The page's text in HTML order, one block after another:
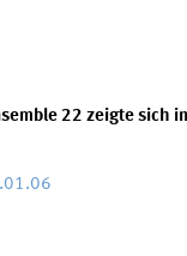
22 zeigte sich